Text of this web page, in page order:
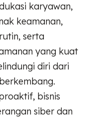
karyawan,
keamanan,
serta
yang kuat
diri dari
bisnis
siber dan